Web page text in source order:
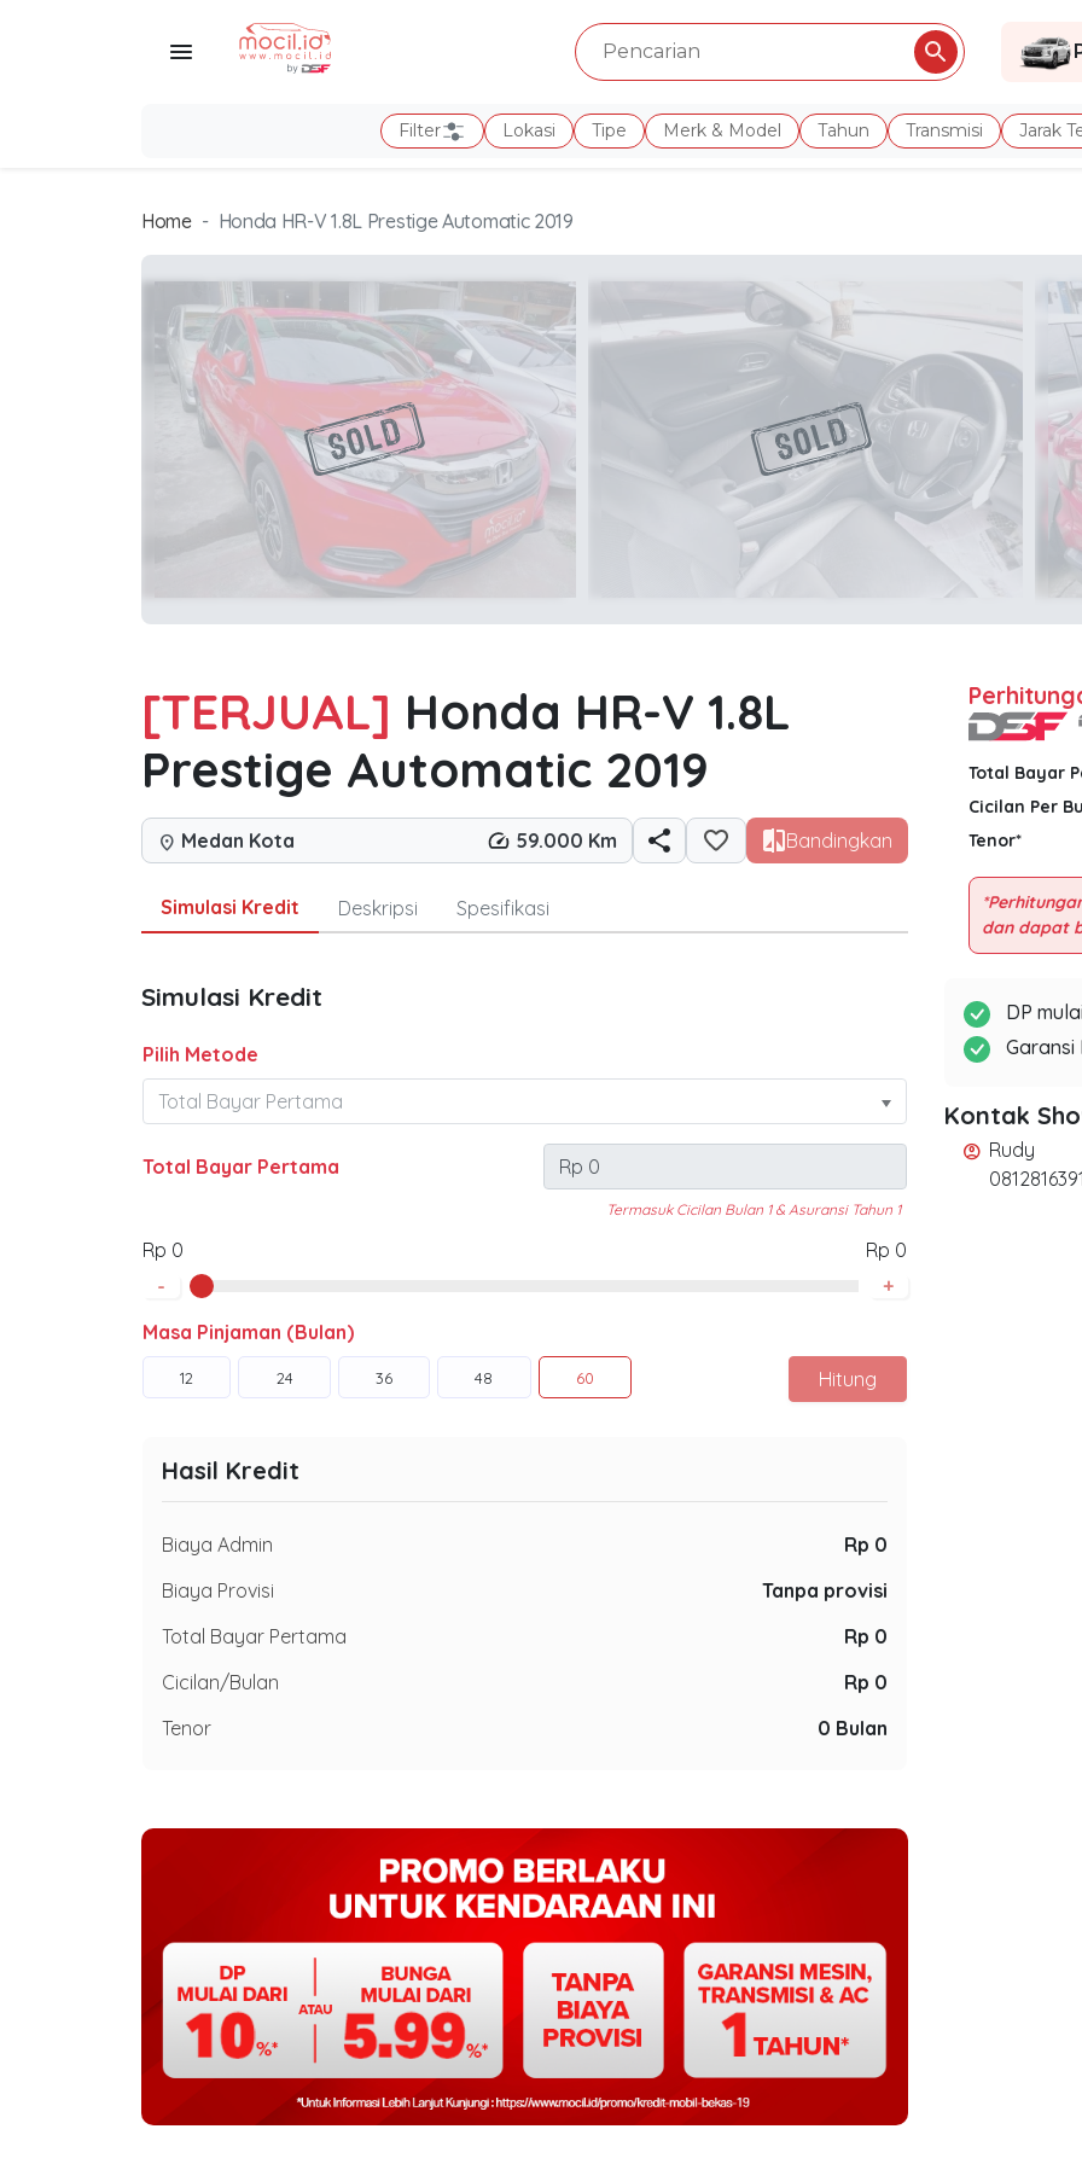
Filter Lokasi Tipe Merk & Model Tahun Transmisi Jarak
Home Honda HR-V 1.8L Prestige Automatic 2019
[TERJUAL] Honda HR-V 1.8L
Prestige Automatic 2019
location_on Medan Kota 59.000 Km Bandingkan
Simulasi Kredit Deskripsi Spesifikasi
Simulasi Kredit
Pilih Metode
Total Bayar Pertama
Termasuk Cicilan Bulan 1 & Asuransi Tahun 1
Rp 0
Rp 0
-
+
Masa Pinjaman (Bulan)
12 24 36 48 60 Hitung
Hasil Kredit
Biaya Admin
Rp 0
Biaya Provisi
Tanpa provisi
Total Bayar Pertama
Rp 0
Cicilan/Bulan
Rp 0
Tenor
0 Bulan
Total Bayar
Cicilan Per
Tenor*
DP
Garansi
Kontak
account_circle Rudy